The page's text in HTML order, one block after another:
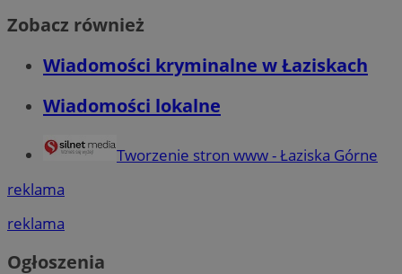
Zobacz również
Wiadomości kryminalne w Łaziskach
Wiadomości lokalne
Tworzenie stron www - Łaziska Górne
reklama
reklama
Ogłoszenia